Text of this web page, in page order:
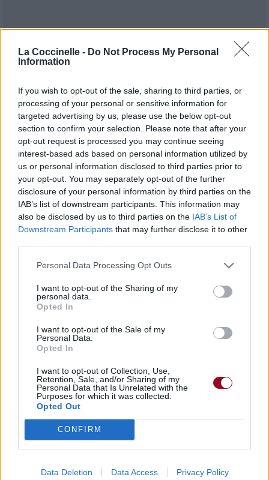
La Coccinelle - Do Not Process My Personal
Information
If you wish to opt-out of the sale, sharing to third parties, or
processing of your personal or sensitive information for
targeted advertising by us, please use the below opt-out
section to confirm your selection. Please note that after your
opt-out request is processed you may continue seeing
interest-based ads based on personal information utilized by
us or personal information disclosed to third parties prior to
your opt-out. You may separately opt-out of the further
disclosure of your personal information by third parties on the
IAB’s list of downstream participants. This information may
also be disclosed by us to third parties on the IAB’s List of
Downstream Participants that may further disclose it to other
Personal Data Processing Opt Outs
I want to opt-out of the Sharing of my
personal data.
Opted In
I want to opt-out of the Sale of my
Personal Data.
Opted In
I want to opt-out of Collection, Use,
Retention, Sale, and/or Sharing of my
Personal Data that Is Unrelated with the
Purposes for which it was collected.
Opted Out
CONFIRM
Data Deletion Data Access Privacy Policy
Publié par MAXIXXAM
le 1er août 2018
à 7h30.
Chanteurs : Charli XCX
Albums :
Focus / No Angel [Single]
⇑
Paroles + Traduction Téléchargement
Vidéos
Commentaires
Pour prolonger le plaisir musical :
Vous aimez chanter, apprenez la guitare chez
Télécharger légalement les MP3 ou trouver le CD sur
Trouver des vinyles et des CD sur
meilleur prix sur
Paroles + Traduction Téléchargement
Vidéos